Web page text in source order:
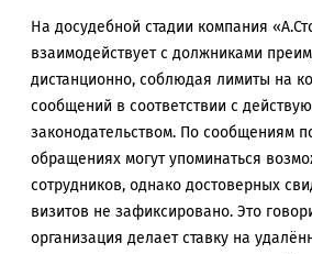
На досудебной стадии компания
взаимодействует с должниками
дистанционно, соблюдая лимиты на
сообщений в соответствии с
законодательством. По сообщениям
обращениях могут упоминаться
сотрудников, однако достоверных
визитов не зафиксировано. Это
организация делает ставку на